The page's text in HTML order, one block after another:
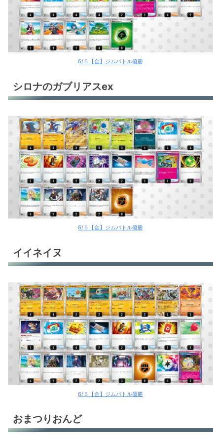
6/５【金】ジムバトル優勝
シロナのガブリアスex
6/５【金】ジムバトル優勝
イイネイヌ
6/５【金】ジムバトル優勝
おまつりおんど